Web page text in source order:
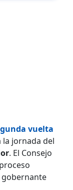
vuelta
la jornada del
. El Consejo